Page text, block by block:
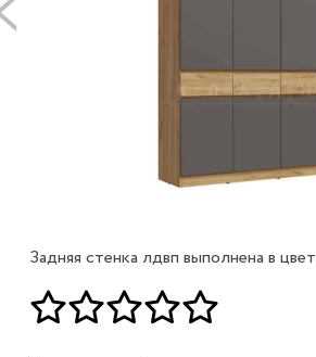
Задняя стенка лдвп выполнена в